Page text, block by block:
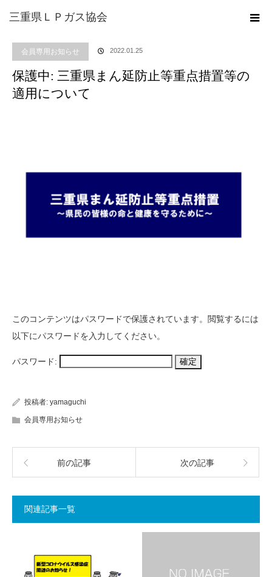
三重県ＬＰガス協会
ブログ
会員専用お知らせ 保護中: 三重県まん延防止等重点措置等の
会員専用お知らせ 2022.01.25
保護中: 三重県まん延防止等重点措置等の
適用について
このコンテンツはパスワードで保護されています。閲覧するには
以下にパスワードを入力してください。
パスワード:
投稿者: yamaguchi
会員専用お知らせ
前の記事 次の記事
関連記事一覧